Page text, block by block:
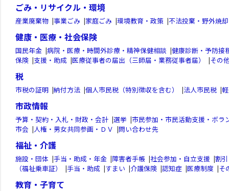
ごみ・リサイクル・環境
産業廃棄物 |事業ごみ |家庭ごみ |環境教育・政策 |不法投棄・野外焼却
健康・医療・社会保険
国民年金 |病院・医療・時間外診療・精神保健相談 |健康診断・予防接
保険 |支援・助成 |医療従事者の届出（三師届・業務従事者届） |その
税
市税の証明 |納付方法 |個人市民税（特別徴収を含む） |法人市民税 |
市政情報
予算・契約・入札・財政・会計 |選挙 |市民参加・市民活動支援・ボラ
市会 |人権・男女共同参画・ＤＶ |問い合わせ先
福祉・介護
施設・団体 |手当・助成・年金 |障害者手帳 |社会参加・自立支援 |割
（福祉乗車証）
|手当・助成 |すまい |介護保険 |認知症 |医療制度 |そ
教育・子育て